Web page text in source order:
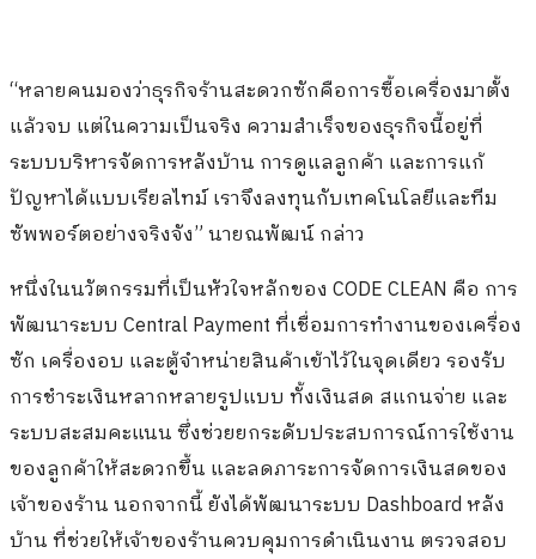
“หลายคนมองว่าธุรกิจร้านสะดวกซักคือการซื้อเครื่องมาตั้ง
แล้วจบ แต่ในความเป็นจริง ความสำเร็จของธุรกิจนี้อยู่ที่
ระบบบริหารจัดการหลังบ้าน การดูแลลูกค้า และการแก้
ปัญหาได้แบบเรียลไทม์ เราจึงลงทุนกับเทคโนโลยีและทีม
ซัพพอร์ตอย่างจริงจัง” นายณพัฒน์ กล่าว
หนึ่งในนวัตกรรมที่เป็นหัวใจหลักของ CODE CLEAN คือ การ
พัฒนาระบบ Central Payment ที่เชื่อมการทำงานของเครื่อง
ซัก เครื่องอบ และตู้จำหน่ายสินค้าเข้าไว้ในจุดเดียว รองรับ
การชำระเงินหลากหลายรูปแบบ ทั้งเงินสด สแกนจ่าย และ
ระบบสะสมคะแนน ซึ่งช่วยยกระดับประสบการณ์การใช้งาน
ของลูกค้าให้สะดวกขึ้น และลดภาระการจัดการเงินสดของ
เจ้าของร้าน นอกจากนี้ ยังได้พัฒนาระบบ Dashboard หลัง
บ้าน ที่ช่วยให้เจ้าของร้านควบคุมการดำเนินงาน ตรวจสอบ